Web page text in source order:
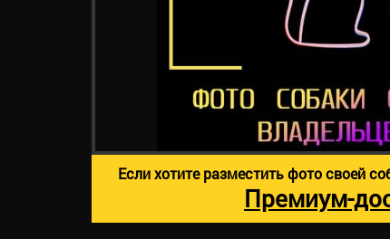
Если хотите разместить фото своей
Премиум-